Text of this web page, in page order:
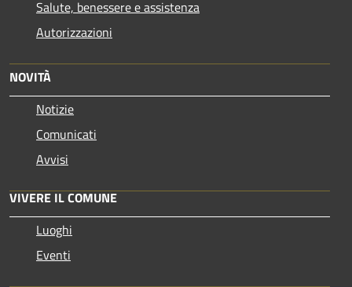
Salute, benessere e assistenza
Autorizzazioni
NOVITÀ
Notizie
Comunicati
Avvisi
VIVERE IL COMUNE
Luoghi
Eventi